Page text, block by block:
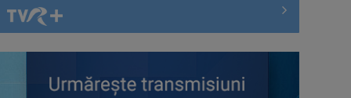
încet, fă ...